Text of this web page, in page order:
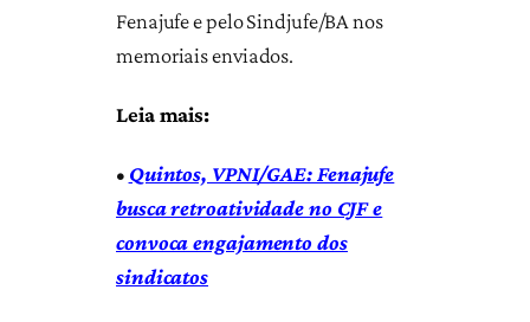
Fenajufe e pelo Sindjufe/BA nos
memoriais enviados.
Leia mais:
• Quintos, VPNI/GAE: Fenajufe
busca retroatividade no CJF e
convoca engajamento dos
sindicatos